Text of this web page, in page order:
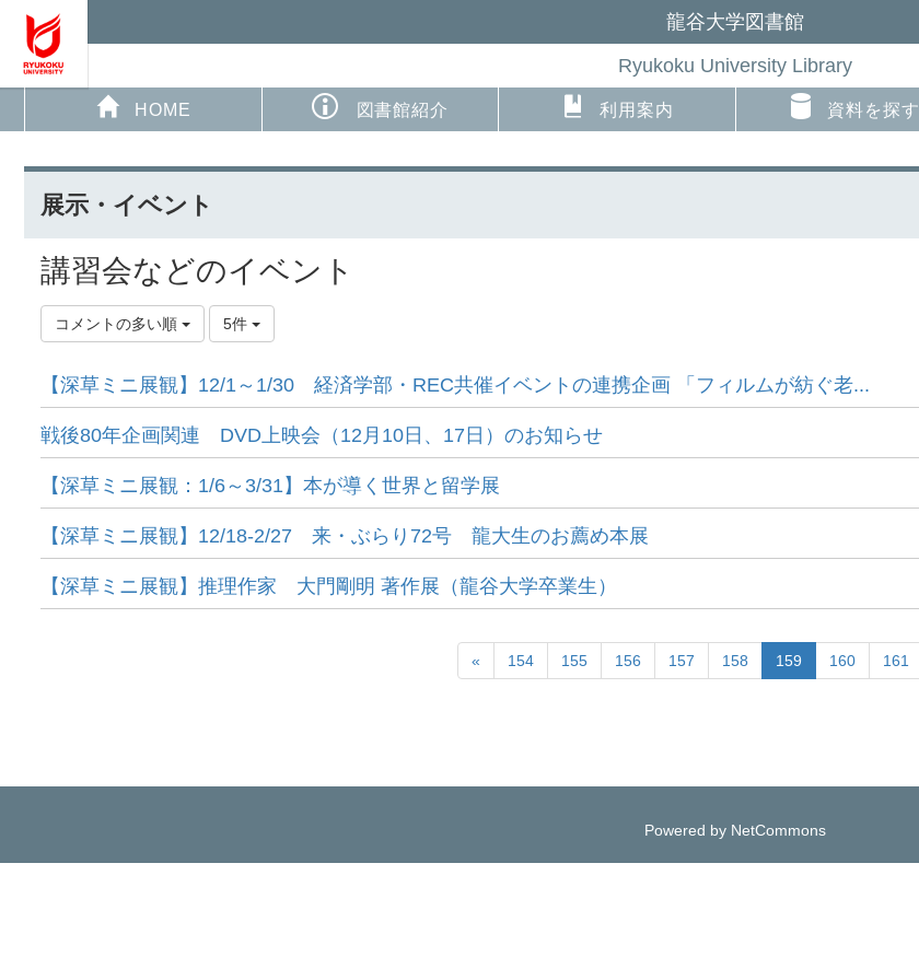
龍谷大学図書館
Ryukoku University Library
HOME 図書館紹介 利用案内 資料を探す
展示・イベント
講習会などのイベント
コメントの多い順 5件
【深草ミニ展観】12/1～1/30 経済学部・REC共催イベントの連携企画 「フィルムが紡ぐ老...
戦後80年企画関連 DVD上映会（12月10日、17日）のお知らせ
【深草ミニ展観：1/6～3/31】本が導く世界と留学展
【深草ミニ展観】12/18-2/27 来・ぶらり72号 龍大生のお薦め本展
【深草ミニ展観】推理作家 大門剛明 著作展（龍谷大学卒業生）
« 154 155 156 157 158 159 160 161
Powered by NetCommons